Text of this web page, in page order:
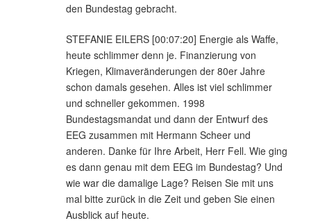
den Bundestag gebracht.
STEFANIE EILERS [00:07:20] Energie als Waffe,
heute schlimmer denn je. Finanzierung von
Kriegen, Klimaveränderungen der 80er Jahre
schon damals gesehen. Alles ist viel schlimmer
und schneller gekommen. 1998
Bundestagsmandat und dann der Entwurf des
EEG zusammen mit Hermann Scheer und
anderen. Danke für Ihre Arbeit, Herr Fell. Wie ging
es dann genau mit dem EEG im Bundestag? Und
wie war die damalige Lage? Reisen Sie mit uns
mal bitte zurück in die Zeit und geben Sie einen
Ausblick auf heute.